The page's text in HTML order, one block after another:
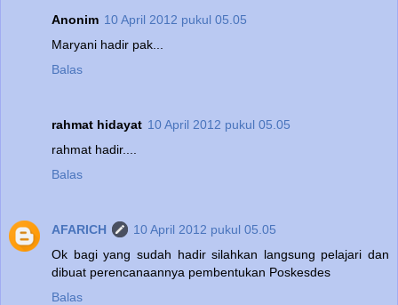
Anonim 10 April 2012 pukul 05.05
Maryani hadir pak...
Balas
rahmat hidayat 10 April 2012 pukul 05.05
rahmat hadir....
Balas
AFARICH
10 April 2012 pukul 05.05
Ok bagi yang sudah hadir silahkan langsung pelajari dan
dibuat perencanaannya pembentukan Poskesdes
Balas